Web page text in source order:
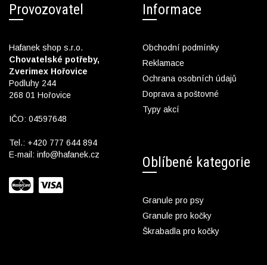
Provozovatel
Hafanek shop s.r.o.
Chovatelské potřeby,
Zverimex Hořovice
Podluhy 244
268 01 Hořovice
IČO: 04597648
Tel.: +420 777 644 894
E-mail: info@hafanek.cz
Informace
Obchodní podmínky
Reklamace
Ochrana osobních údajů
Doprava a poštovné
Typy akcí
Oblíbené kategorie
Granule pro psy
Granule pro kočky
Škrabadla pro kočky